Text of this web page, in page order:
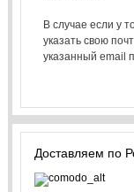
В случае если у
указать свою
указанный email
Доставляем по